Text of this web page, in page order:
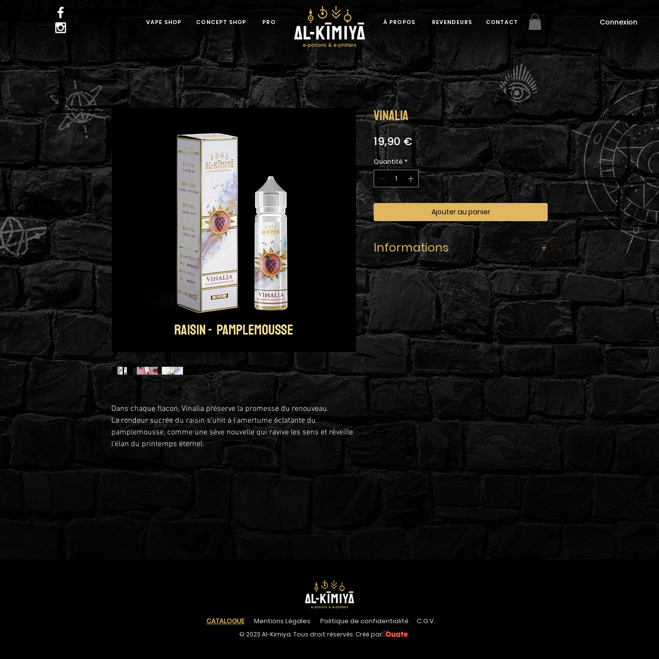
Connexion
VAPE SHOP CONCEPT SHOP PRO À PROPOS REVENDEURS CONTACT
Dans chaque flacon, Vinalia préserve la promesse du renouveau.
La rondeur sucrée du raisin s’unit à l’amertume éclatante du
pamplemousse, comme une sève nouvelle qui ravive les sens et réveille
l’élan du printemps éternel.
VINALIA
19,90 €Prix
Quantité *
Ajouter au panier
Informations
Gamme :CHARMES
Recette :Raisin • Pamplemousse
Contenance :
50ml
Taux de nicotine :0mg/ml
Ratio :PG/VG 40/60 (Base 100% Végétale)
Flacon de 70ml avec bague d’inviolabilité, sécurité
enfant, composition, DLUO et numéro de lot.
Pour obtenir votre liquide dosé en nicotine à
3mg/ml, ajoutez un booster de 10ml en 20mg/ml.
Pour obtenir votre liquide dosé en nicotine à
6mg/ml, ajoutez 2 boosters de 10ml en 20mg/ml.
CATALOGUE Mentions Légales C.G.V.
Politique de confidentialité
© 2023 Al-Kimiya. Tous droit réservés. Créé par